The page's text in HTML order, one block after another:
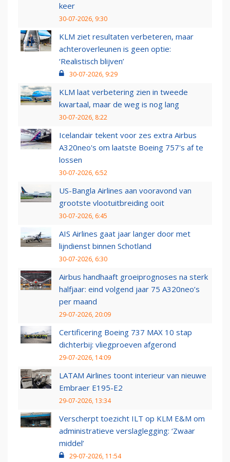
keer
30-07-2026, 9:30
KLM ziet resultaten verbeteren, maar
achteroverleunen is geen optie:
‘Realistisch blijven’
30-07-2026, 9:29
KLM laat verbetering zien in tweede
kwartaal, maar de weg is nog lang
30-07-2026, 8:22
Icelandair tekent voor zes extra Airbus
A320neo's om laatste Boeing 757's af te
lossen
30-07-2026, 6:52
US-Bangla Airlines aan vooravond van
grootste vlootuitbreiding ooit
30-07-2026, 6:45
AIS Airlines gaat jaar langer door met
lijndienst binnen Schotland
30-07-2026, 6:30
Airbus handhaaft groeiprognoses na sterk
halfjaar: eind volgend jaar 75 A320neo’s
per maand
29-07-2026, 20:09
Certificering Boeing 737 MAX 10 stap
dichterbij: vliegproeven afgerond
29-07-2026, 14:09
LATAM Airlines toont interieur van nieuwe
Embraer E195-E2
29-07-2026, 13:34
Verscherpt toezicht ILT op KLM E&M om
administratieve verslaglegging: ‘Zwaar
middel’
29-07-2026, 11:54